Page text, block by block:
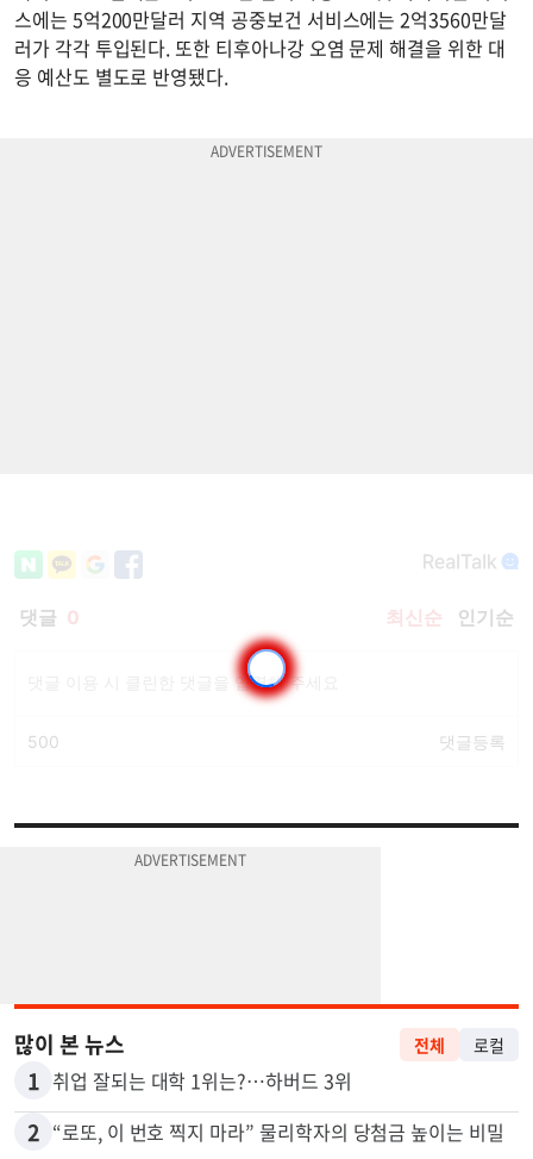
스에는 5억200만달러 지역 공중보건 서비스에는 2억3560만달
러가 각각 투입된다. 또한 티후아나강 오염 문제 해결을 위한 대
응 예산도 별도로 반영됐다.
많이 본 뉴스 전체 로컬
1 취업 잘되는 대학 1위는?…하버드 3위
2 “로또, 이 번호 찍지 마라” 물리학자의 당첨금 높이는 비밀